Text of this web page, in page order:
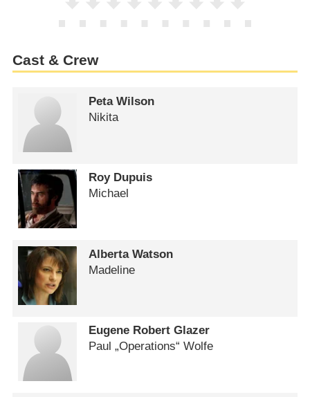
Cast & Crew
Peta Wilson
Nikita
Roy Dupuis
Michael
Alberta Watson
Madeline
Eugene Robert Glazer
Paul „Operations“ Wolfe